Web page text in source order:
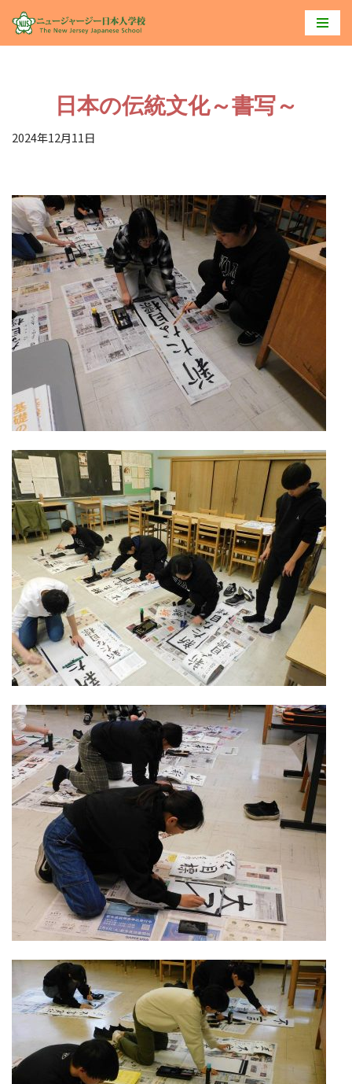
コ
キ
ッ
プ
日本の伝統文化～書写～
2024年12月11日